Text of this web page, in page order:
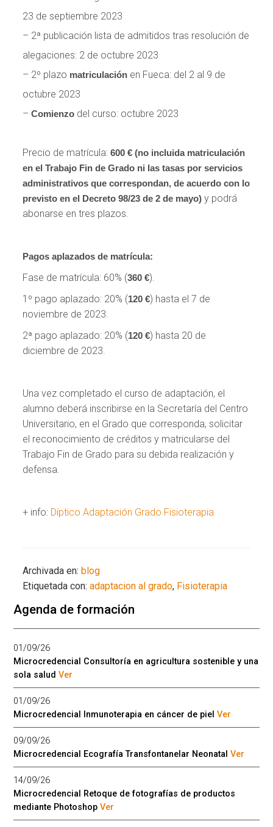
23 de septiembre 2023
– 2ª publicación lista de admitidos tras resolución de
alegaciones: 2 de octubre 2023
– 2º plazo matriculación en Fueca: del 2 al 9 de
octubre 2023
–Comienzo del curso: octubre 2023
Precio de matrícula:600 € (no incluida matriculación
en el Trabajo Fin de Grado ni las tasas por servicios
administrativos que correspondan, de acuerdo con lo
previsto en el Decreto 98/23 de 2 de mayo)y podrá
abonarse en tres plazos.
Pagos aplazados de matrícula:
Fase de matrícula: 60% (360 €).
1º pago aplazado: 20% (120 €) hasta el 7 de
noviembre de 2023.
2ª pago aplazado: 20% (120 €) hasta 20 de
diciembre de 2023.
Una vez completado el curso de adaptación, el
alumno deberá inscribirse en la Secretaría del Centro
Universitario, en el Grado que corresponda, solicitar
el reconocimiento de créditos y matricularse del
Trabajo Fin de Grado para su debida realización y
defensa.
+ info: Díptico Adaptación Grado Fisioterapia
Archivada en:blog
Etiquetada con:adaptacion al grado, Fisioterapia
Agenda de formación
01/09/26
Microcredencial Consultoría en agricultura sostenible y una
sola saludVer
01/09/26
Microcredencial Inmunoterapia en cáncer de pielVer
09/09/26
Microcredencial Ecografía Transfontanelar NeonatalVer
14/09/26
Microcredencial Retoque de fotografías de productos
mediante PhotoshopVer